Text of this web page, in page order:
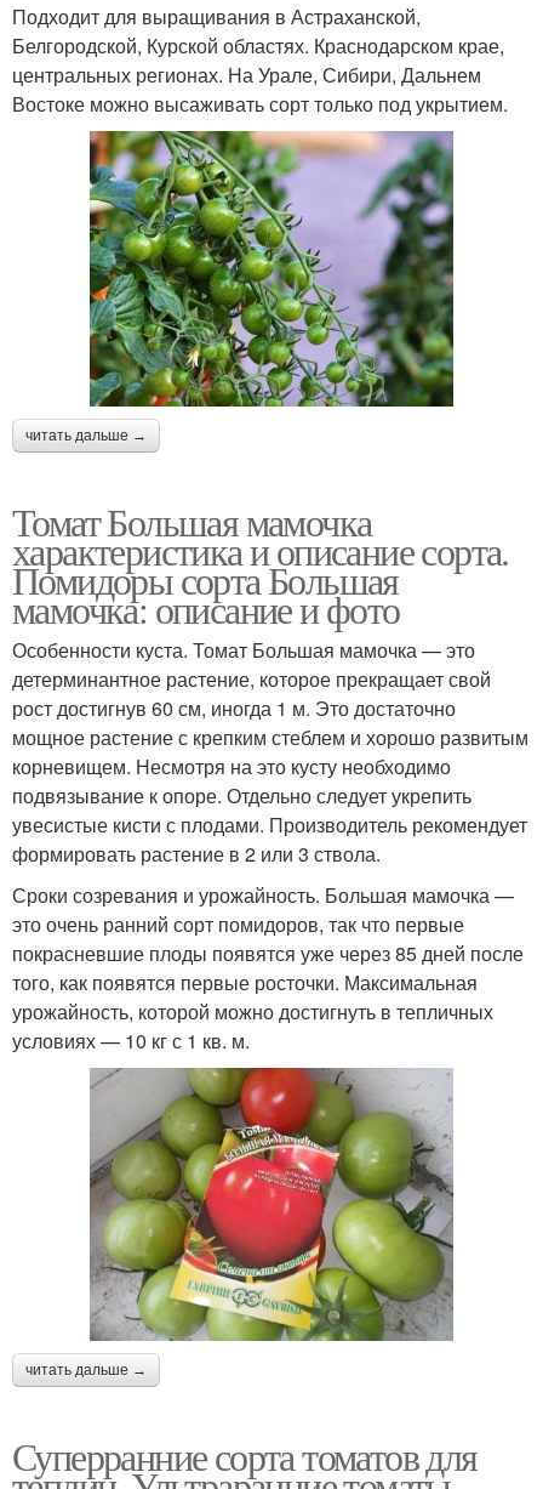
Подходит для выращивания в Астраханской,
Белгородской, Курской областях. Краснодарском крае,
центральных регионах. На Урале, Сибири, Дальнем
Востоке можно высаживать сорт только под укрытием.
читать дальше →
Томат Большая мамочка
характеристика и описание сорта.
Помидоры сорта Большая
мамочка: описание и фото
Особенности куста. Томат Большая мамочка — это
детерминантное растение, которое прекращает свой
рост достигнув 60 см, иногда 1 м. Это достаточно
мощное растение с крепким стеблем и хорошо развитым
корневищем. Несмотря на это кусту необходимо
подвязывание к опоре. Отдельно следует укрепить
увесистые кисти с плодами. Производитель рекомендует
формировать растение в 2 или 3 ствола.
Сроки созревания и урожайность. Большая мамочка —
это очень ранний сорт помидоров, так что первые
покрасневшие плоды появятся уже через 85 дней после
того, как появятся первые росточки. Максимальная
урожайность, которой можно достигнуть в тепличных
условиях — 10 кг с 1 кв. м.
читать дальше →
Суперранние сорта томатов для